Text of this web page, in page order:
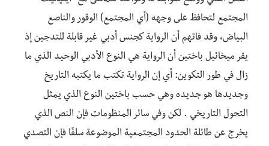
المجتمع لتحافظ على وجهه (أي المجتمع) الوقور والناصع
البياض، وقد فاتهم أن الرواية كجنس أدبي غير قابلة للتدجين إذ
يقر ميخائيل باختين أن الرواية هي النوع الأدبي الوحيد الذي ما
زال في طور التكوين: أي إن الرواية تكتب ما يكتبه التاريخ
وجديدها هو جديده وهي حسب باختين النوع الذي يمثل
التحول التاريخي . لكن وفي سائر المنظومات فإن النص الذي
يخرج عن طائلة الحدود المجتمعية الموضوعة سلفًا فإن التصدي